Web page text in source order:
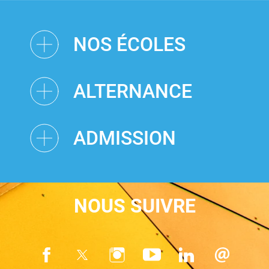
NOS ÉCOLES
ALTERNANCE
ADMISSION
NOUS SUIVRE